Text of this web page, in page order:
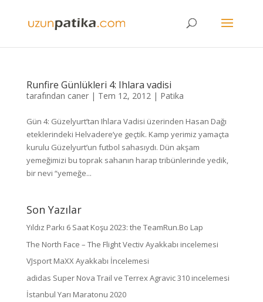
Runfire Günlükleri 4: Ihlara vadisi
tarafından caner| Tem 12, 2012| Patika
Gün 4: Güzelyurt’tan Ihlara Vadisi üzerinden Hasan Dağı
eteklerindeki Helvadere’ye geçtik. Kamp yerimiz yamaçta
kurulu Güzelyurt’un futbol sahasıydı. Dün akşam
yemeğimizi bu toprak sahanın harap tribünlerinde yedik,
bir nevi “yemeğe...
Son Yazılar
Yıldız Parkı 6 Saat Koşu 2023: the TeamRun.Bo Lap
The North Face – The Flight Vectiv Ayakkabı incelemesi
VJsport MaXX Ayakkabı İncelemesi
adidas Super Nova Trail ve Terrex Agravic 310 incelemesi
İstanbul Yarı Maratonu 2020